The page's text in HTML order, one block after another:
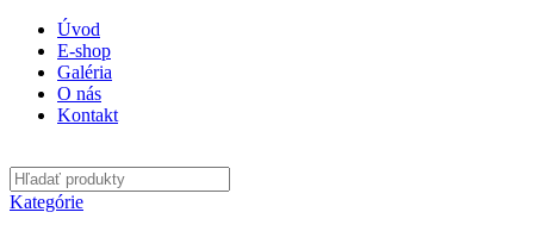
Úvod
E-shop
Galéria
O nás
Kontakt
Kategórie